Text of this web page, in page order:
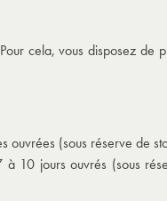
cela, vous disposez de
ouvrées (sous réserve de
10 jours ouvrés (sous